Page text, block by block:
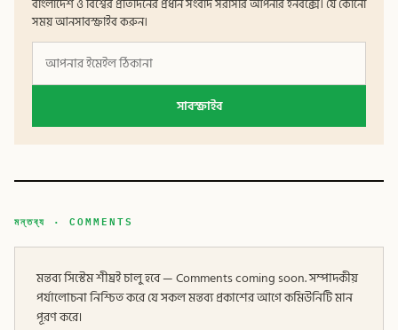
বাংলাদেশ ও বিশ্বের প্রতিদিনের প্রধান সংবাদ সরাসরি আপনার ইনবক্সে। যে কোনো
সময় আনসাবস্ক্রাইব করুন।
সাবস্ক্রাইব
মন্তব্য · COMMENTS
মন্তব্য সিস্টেম শীঘ্রই চালু হবে — Comments coming soon. সম্পাদকীয়
পর্যালোচনা নিশ্চিত করে যে সকল মন্তব্য প্রকাশের আগে কমিউনিটি মান
পূরণ করে।